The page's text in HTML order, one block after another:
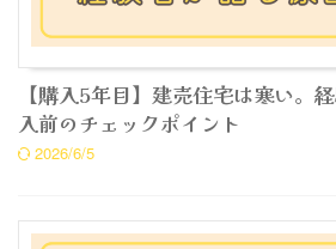
【購入5年目】建売住宅は寒い。
入前のチェックポイント
2026/6/5